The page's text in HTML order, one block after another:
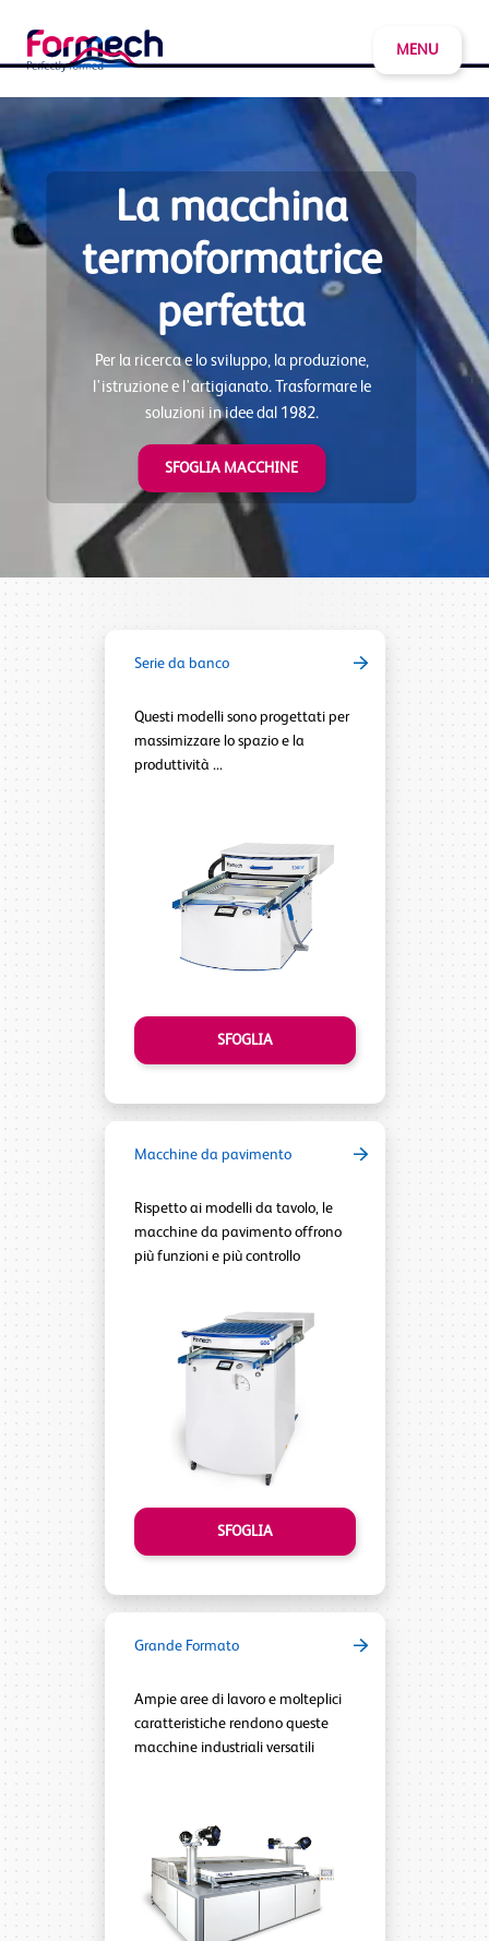
MENU
La macchina
termoformatrice
perfetta
Per la ricerca e lo sviluppo, la produzione,
l'istruzione e l'artigianato. Trasformare le
soluzioni in idee dal 1982.
SFOGLIA MACCHINE
Serie da banco
Questi modelli sono progettati per
massimizzare lo spazio e la
produttività ...
SFOGLIA
Macchine da pavimento
Rispetto ai modelli da tavolo, le
macchine da pavimento offrono
più funzioni e più controllo
SFOGLIA
Grande Formato
Ampie aree di lavoro e molteplici
caratteristiche rendono queste
macchine industriali versatili